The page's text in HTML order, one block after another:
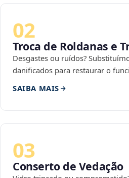
02
Troca de Roldanas e
Desgastes ou ruídos?
danificados para restaurar o
SAIBA MAIS
03
Conserto de Vedação